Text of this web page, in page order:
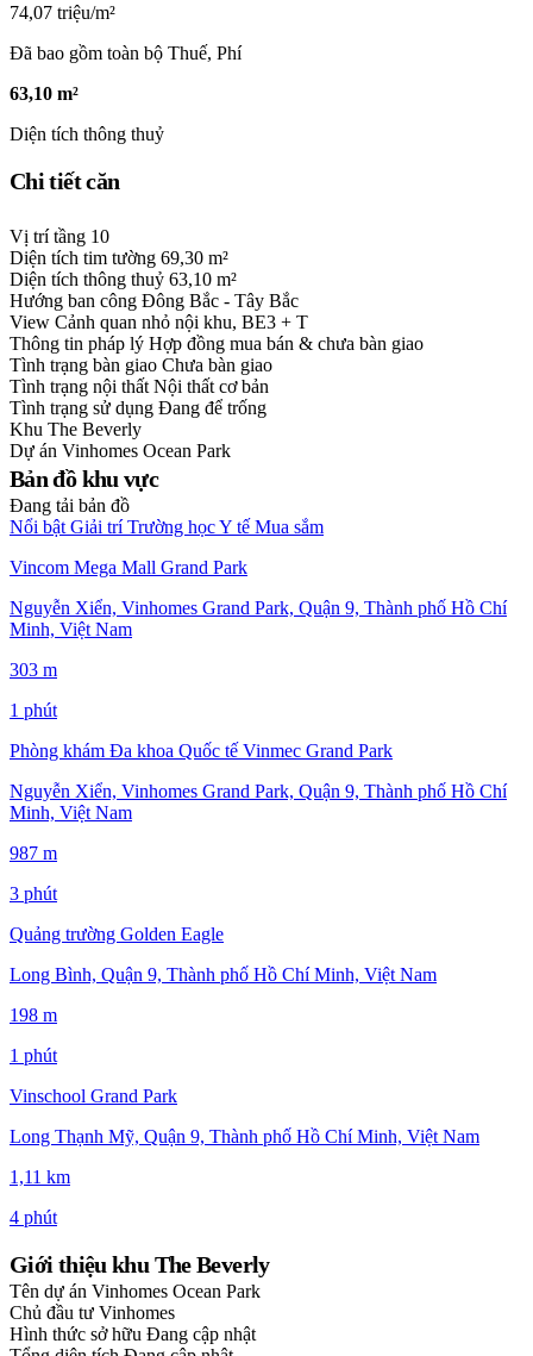
74,07 triệu/m²
Đã bao gồm toàn bộ Thuế, Phí
63,10 m²
Diện tích thông thuỷ
Chi tiết căn
Vị trí tầng 10
Diện tích tim tường 69,30 m²
Diện tích thông thuỷ 63,10 m²
Hướng ban công Đông Bắc - Tây Bắc
View Cảnh quan nhỏ nội khu, BE3 + T
Thông tin pháp lý Hợp đồng mua bán & chưa bàn giao
Tình trạng bàn giao Chưa bàn giao
Tình trạng nội thất Nội thất cơ bản
Tình trạng sử dụng Đang để trống
Khu The Beverly
Dự án Vinhomes Ocean Park
Bản đồ khu vực
Đang tải bản đồ
Nổi bật Giải trí Trường họcY tế Mua sắm
Vincom Mega Mall Grand Park
Nguyễn Xiển, Vinhomes Grand Park, Quận 9, Thành phố Hồ Chí
Minh, Việt Nam
303 m
1 phút
Phòng khám Đa khoa Quốc tế Vinmec Grand Park
Nguyễn Xiển, Vinhomes Grand Park, Quận 9, Thành phố Hồ Chí
Minh, Việt Nam
987 m
3 phút
Quảng trường Golden Eagle
Long Bình, Quận 9, Thành phố Hồ Chí Minh, Việt Nam
198 m
1 phút
Vinschool Grand Park
Long Thạnh Mỹ, Quận 9, Thành phố Hồ Chí Minh, Việt Nam
1,11 km
4 phút
Giới thiệu khu The Beverly
Tên dự án Vinhomes Ocean Park
Chủ đầu tư Vinhomes
Hình thức sở hữu Đang cập nhật